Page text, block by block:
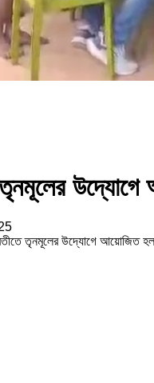
তৃনমূলের উদ্যোগে আয়োজিত